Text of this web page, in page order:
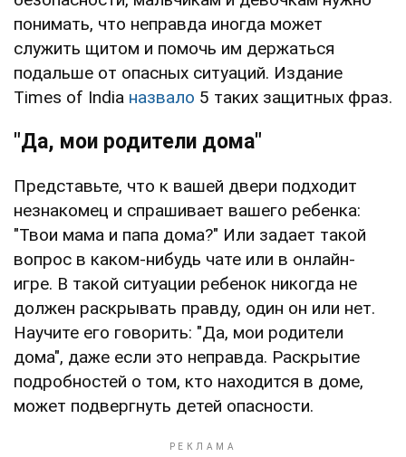
понимать, что неправда иногда может
служить щитом и помочь им держаться
подальше от опасных ситуаций. Издание
Times of India назвало 5 таких защитных фраз.
"Да, мои родители дома"
Представьте, что к вашей двери подходит
незнакомец и спрашивает вашего ребенка:
"Твои мама и папа дома?" Или задает такой
вопрос в каком-нибудь чате или в онлайн-
игре. В такой ситуации ребенок никогда не
должен раскрывать правду, один он или нет.
Научите его говорить: "Да, мои родители
дома", даже если это неправда. Раскрытие
подробностей о том, кто находится в доме,
может подвергнуть детей опасности.